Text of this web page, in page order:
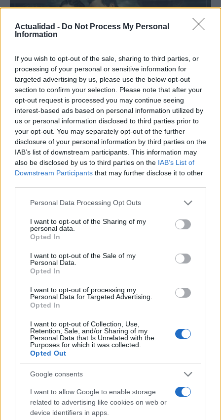
Actualidad - Do Not Process My Personal
Information
If you wish to opt-out of the sale, sharing to third parties, or
processing of your personal or sensitive information for
targeted advertising by us, please use the below opt-out
section to confirm your selection. Please note that after your
opt-out request is processed you may continue seeing
interest-based ads based on personal information utilized by
us or personal information disclosed to third parties prior to
your opt-out. You may separately opt-out of the further
disclosure of your personal information by third parties on the
IAB’s list of downstream participants. This information may
also be disclosed by us to third parties on the IAB’s List of
Downstream Participants that may further disclose it to other
Please note that this website/app uses one or more Google
not limited to your visit or usage behaviour. You may click to
grant or deny consent to Google and its third-party tags to
use your data for below specified purposes in below Google
consent section.
Personal Data Processing Opt Outs
I want to opt-out of the Sharing of my
personal data.
Opted In
I want to opt-out of the Sale of my
Personal Data.
Opted In
I want to opt-out of processing my
Personal Data for Targeted Advertising.
Opted In
I want to opt-out of Collection, Use,
Retention, Sale, and/or Sharing of my
Personal Data that Is Unrelated with the
Purposes for which it was collected.
Opted Out
Google consents
I want to allow Google to enable storage
related to advertising like cookies on web or
device identifiers in apps.
La valla: la serie española que predijo la
pandemia
La valla, es una serie española emitida actualmente…
Descubre cómo Cáceres celebra la música
histórico
La Ciudad Monumental de Cáceres se prepara para…
CULTURA